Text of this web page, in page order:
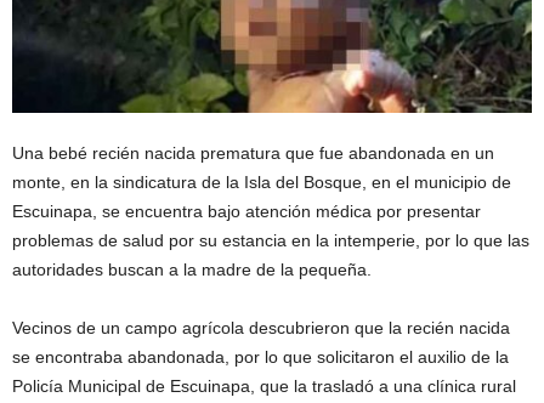
Una bebé recién nacida prematura que fue abandonada en un
monte, en la sindicatura de la Isla del Bosque, en el municipio de
Escuinapa, se encuentra bajo atención médica por presentar
problemas de salud por su estancia en la intemperie, por lo que las
autoridades buscan a la madre de la pequeña.
Vecinos de un campo agrícola descubrieron que la recién nacida
se encontraba abandonada, por lo que solicitaron el auxilio de la
Policía Municipal de Escuinapa, que la trasladó a una clínica rural